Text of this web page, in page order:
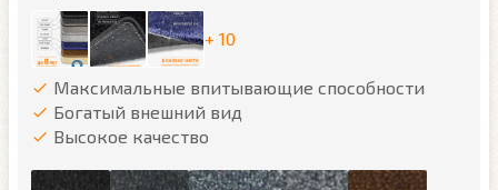
+ 10
Максимальные впитывающие способности
Богатый внешний вид
Высокое качество